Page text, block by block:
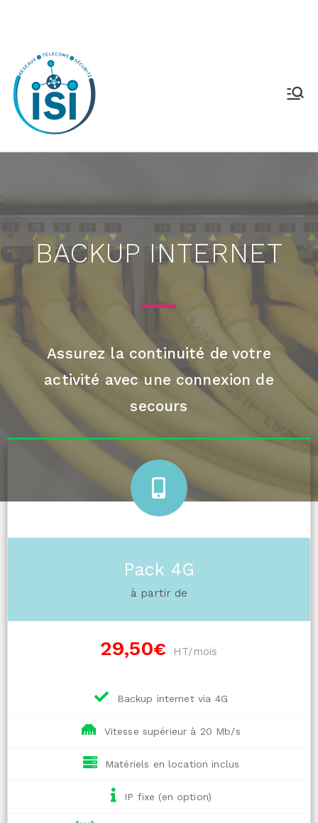
BACKUP INTERNET
Assurez la continuité de votre
activité avec une connexion de
secours
Pack 4G
à partir de
29,50€ HT/mois
Backup internet via 4G
Vitesse supérieur à 20 Mb/s
Matériels en location inclus
IP fixe (en option)